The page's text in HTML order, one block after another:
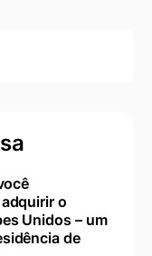
o
Unidos – um
de